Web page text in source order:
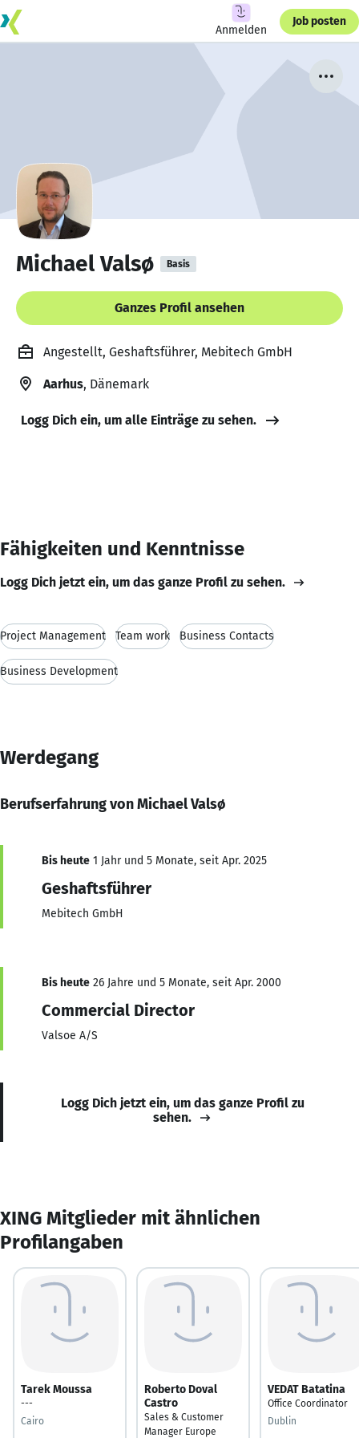
Anmelden
Job posten
Michael Valsø Basis
Ganzes Profil ansehen
Angestellt, Geshaftsführer, Mebitech GmbH
Aarhus, Dänemark
Logg Dich ein, um alle Einträge zu sehen.
Fähigkeiten und Kenntnisse
Logg Dich jetzt ein, um das ganze Profil zu sehen.
Project Management Team work Business Contacts
Business Development
Werdegang
Berufserfahrung von Michael Valsø
Bis heute 1 Jahr und 5 Monate, seit Apr. 2025
Geshaftsführer
Mebitech GmbH
Bis heute 26 Jahre und 5 Monate, seit Apr. 2000
Commercial Director
Valsoe A/S
Logg Dich jetzt ein, um das ganze Profil zu
sehen.
XING Mitglieder mit ähnlichen
Profilangaben
Tarek Moussa
---
Cairo
Roberto Doval
Castro
Sales & Customer
Manager Europe
VEDAT Batatina
Office Coordinator
Dublin